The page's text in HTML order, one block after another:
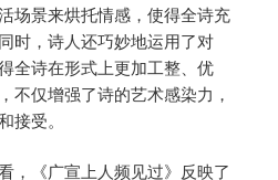
场景来烘托情感，使得全诗充
时，诗人还巧妙地运用了对
全诗在形式上更加工整、优
不仅增强了诗的艺术感染力，
接受。
，《广宣上人频见过》反映了